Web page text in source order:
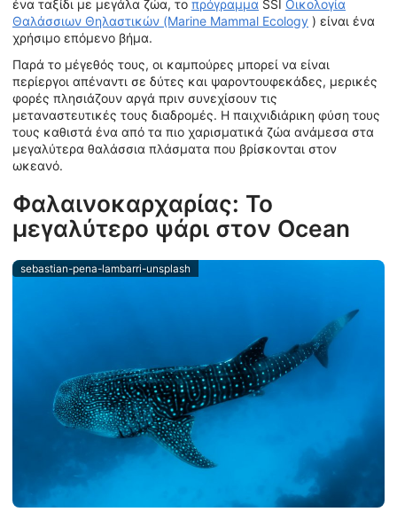
ένα ταξίδι με μεγάλα ζώα, το πρόγραμμα SSI Οικολογία
Θαλάσσιων Θηλαστικών (Marine Mammal Ecology ) είναι ένα
χρήσιμο επόμενο βήμα.
Παρά το μέγεθός τους, οι καμπούρες μπορεί να είναι
περίεργοι απέναντι σε δύτες και ψαροντουφεκάδες, μερικές
φορές πλησιάζουν αργά πριν συνεχίσουν τις
μεταναστευτικές τους διαδρομές. Η παιχνιδιάρικη φύση τους
τους καθιστά ένα από τα πιο χαρισματικά ζώα ανάμεσα στα
μεγαλύτερα θαλάσσια πλάσματα που βρίσκονται στον
ωκεανό.
Φαλαινοκαρχαρίας: Το
μεγαλύτερο ψάρι στον Ocean
sebastian-pena-lambarri-unsplash